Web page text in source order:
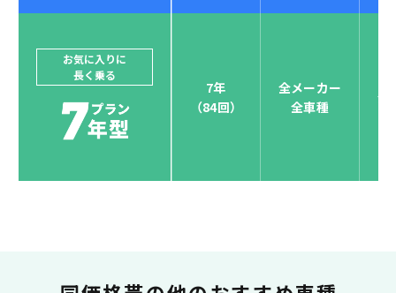
ジョイカルジャパンでは、カーリース決済を国際5大カ
他にはないサービスがクレジットカード決済、賢くポ
イント運用も！
ポイント還元
お気に入りに
長く乗る
7年
（84回）
全メーカー
全車種
全